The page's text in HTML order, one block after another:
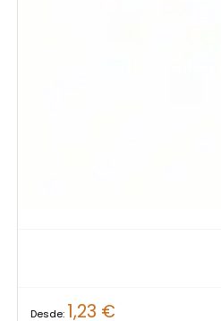
Desde: 1,23 €